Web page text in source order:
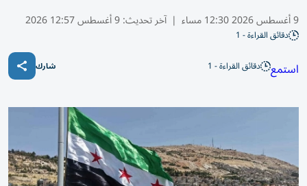
9 أغسطس 2026 12:30 مساء | آخر تحديث:9 أغسطس 12:57 2026
دقائق القراءة - 1
استمع دقائق القراءة - 1 شارك